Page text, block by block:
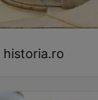
historia.ro